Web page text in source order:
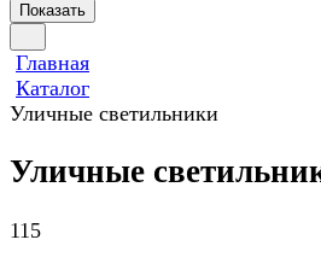
Показать
Главная
Каталог
Уличные светильники
Уличные
115